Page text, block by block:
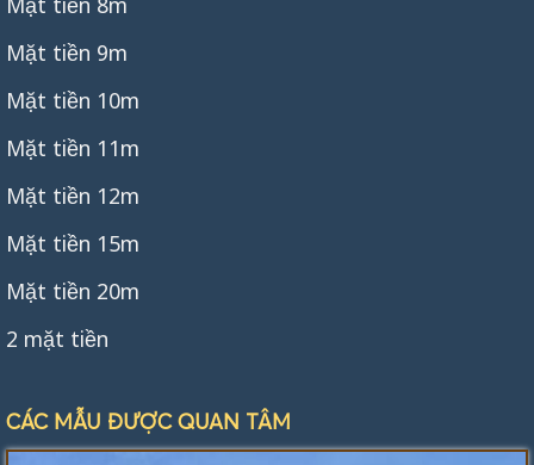
Mặt tiền 9m
Mặt tiền 10m
Mặt tiền 11m
Mặt tiền 12m
Mặt tiền 15m
Mặt tiền 20m
2 mặt tiền
CÁC MẪU ĐƯỢC QUAN TÂM